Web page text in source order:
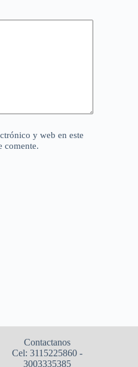
y web en este
comente.
Contactanos
Cel: 3115225860 -
3003335385